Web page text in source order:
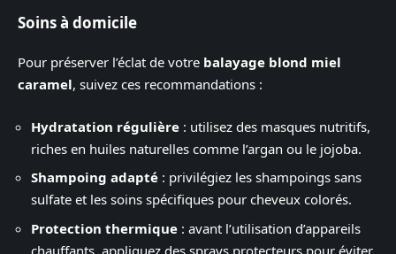
Soins à domicile
Pour préserver l’éclat de votre balayage blond miel
caramel, suivez ces recommandations :
Hydratation régulière : utilisez des masques nutritifs,
riches en huiles naturelles comme l’argan ou le jojoba.
Shampoing adapté : privilégiez les shampoings sans
sulfate et les soins spécifiques pour cheveux colorés.
Protection thermique : avant l’utilisation d’appareils
chauffants, appliquez des sprays protecteurs pour éviter